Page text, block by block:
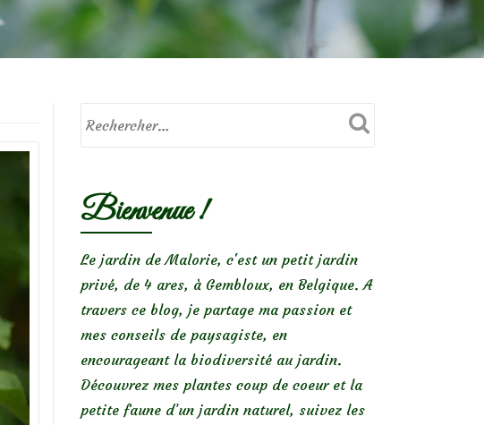
Bienvenue !
Le jardin de Malorie, c'est un petit jardin
privé, de 4 ares, à Gembloux, en Belgique. A
travers ce blog, je partage ma passion et
mes conseils de paysagiste, en
encourageant la biodiversité au jardin.
Découvrez mes plantes coup de coeur et la
petite faune d’un jardin naturel, suivez les